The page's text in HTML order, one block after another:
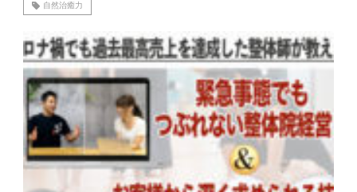
自然治癒力